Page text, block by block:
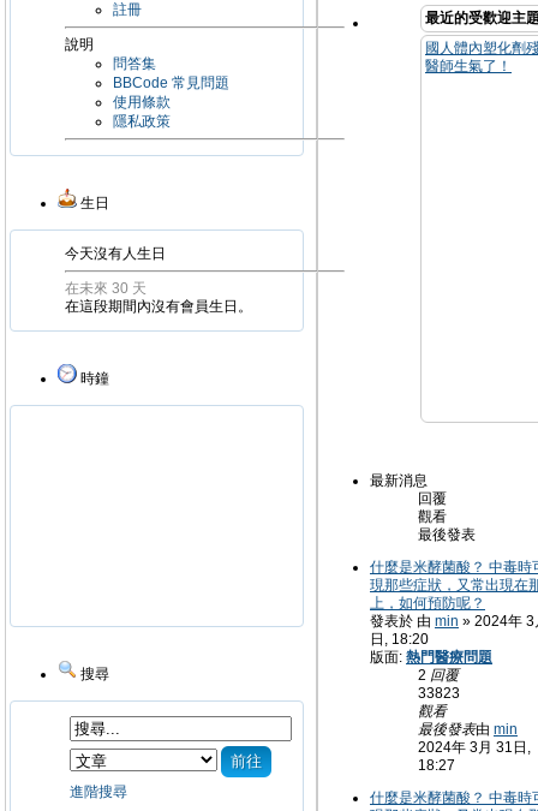
註冊
說明
問答集
BBCode 常見問題
使用條款
隱私政策
生日
今天沒有人生日
在未來 30 天
在這段期間內沒有會員生日。
時鐘
搜尋
進階搜尋
最近的受歡迎主
國人體內塑化劑
醫師生氣了！
最新消息
回覆
觀看
最後發表
什麼是米酵菌酸？ 中毒時
現那些症狀，又常出現在
上，如何預防呢？
發表於 由 min » 2024年 3
日, 18:20
版面: 熱門醫療問題
2 回覆
33823
觀看
最後發表由 min
2024年 3月 31日,
18:27
什麼是米酵菌酸？ 中毒時